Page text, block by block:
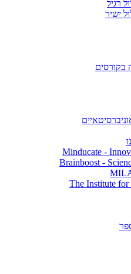
רגיל
ישיר
בקורסים
Minducate -
Brainboost -
The Institute for